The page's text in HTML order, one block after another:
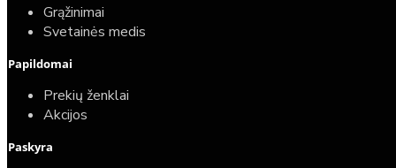
Grąžinimai
Svetainės medis
Papildomai
Prekių ženklai
Akcijos
Paskyra